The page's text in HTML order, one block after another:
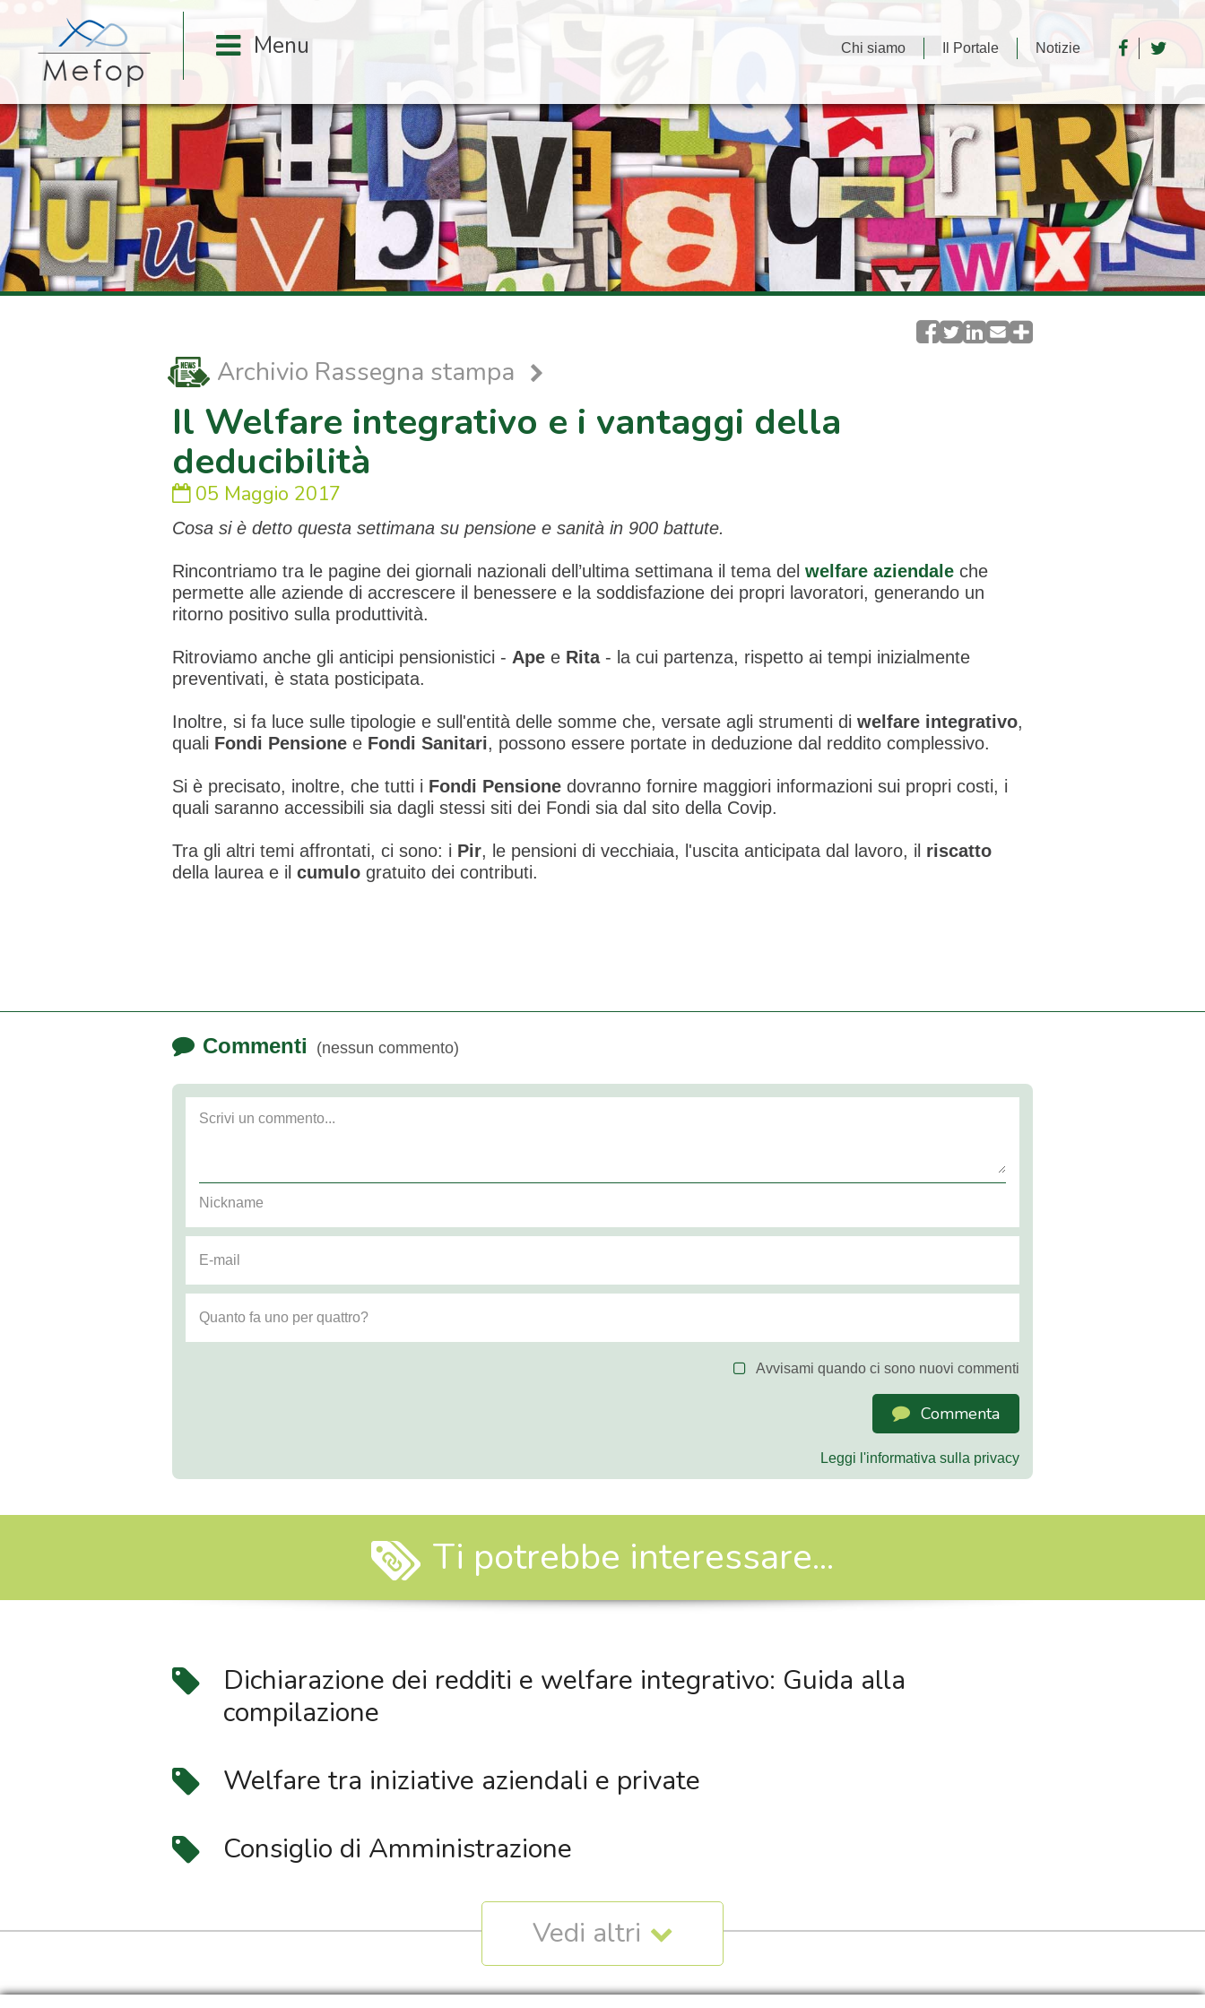
Chi siamo Il Portale Notizie
Archivio Rassegna stampa
Il Welfare integrativo e i vantaggi della
deducibilità
05 Maggio 2017
Cosa si è detto questa settimana su pensione e sanità in 900 battute.
Rincontriamo tra le pagine dei giornali nazionali dell’ultima settimana il tema del welfare aziendale che
permette alle aziende di accrescere il benessere e la soddisfazione dei propri lavoratori, generando un
ritorno positivo sulla produttività.
Ritroviamo anche gli anticipi pensionistici - Ape e Rita- la cui partenza, rispetto ai tempi inizialmente
preventivati, è stata posticipata.
Inoltre, si fa luce sulle tipologie e sull'entità delle somme che, versate agli strumenti di welfare integrativo,
quali Fondi Pensione e Fondi Sanitari, possono essere portate in deduzione dal reddito complessivo.
Si è precisato, inoltre, che tutti i Fondi Pensione dovranno fornire maggiori informazioni sui propri costi, i
quali saranno accessibili sia dagli stessi siti dei Fondi sia dal sito della Covip.
Tra gli altri temi affrontati, ci sono: i Pir, le pensioni di vecchiaia, l'uscita anticipata dal lavoro, il riscatto
della laurea e il cumulo gratuito dei contributi.
Commenti (nessun commento)
Avvisami quando ci sono nuovi commenti
Commenta
Leggi l'informativa sulla privacy
Ti potrebbe interessare...
Dichiarazione dei redditi e welfare integrativo: Guida alla
compilazione
Welfare tra iniziative aziendali e private
Consiglio di Amministrazione